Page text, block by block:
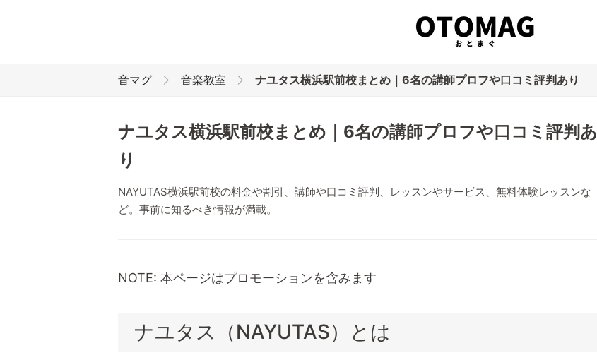
音マグ 音楽教室 ナユタス横浜駅前校まとめ｜6名の講師プロフや口コミ評判あり
ナユタス横浜駅前校まとめ｜6名の講師プロフや口コミ評判あ
り
NAYUTAS横浜駅前校の料金や割引、講師や口コミ評判、レッスンやサービス、無料体験レッスンな
ど。事前に知るべき情報が満載。
NOTE: 本ページはプロモーションを含みます
ナユタス（NAYUTAS）とは